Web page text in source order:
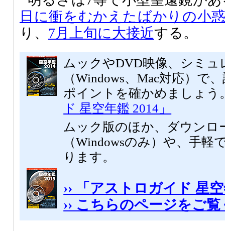
日に衝をむかえたばかりの小
り、 7月上旬に大接近する。
ムックやDVD映像、シミュ
（Windows、Mac対応）で
ポイントを確かめましょ
ド 星空年鑑 2014」
ムック版のほか、ダウンロ
（Windowsのみ）や、手軽
ります。
›› 「アストロガイド 星
›› こちらのページをご